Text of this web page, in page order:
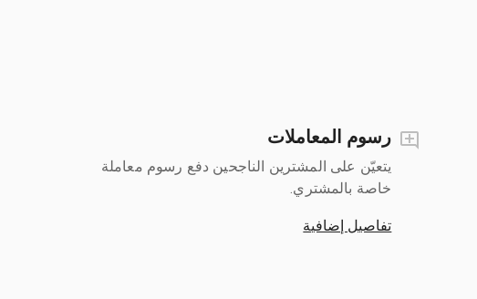
رسوم المعاملات
يتعيّن على المشترين الناجحين دفع رسوم معاملة
خاصة بالمشتري.
تفاصيل إضافية